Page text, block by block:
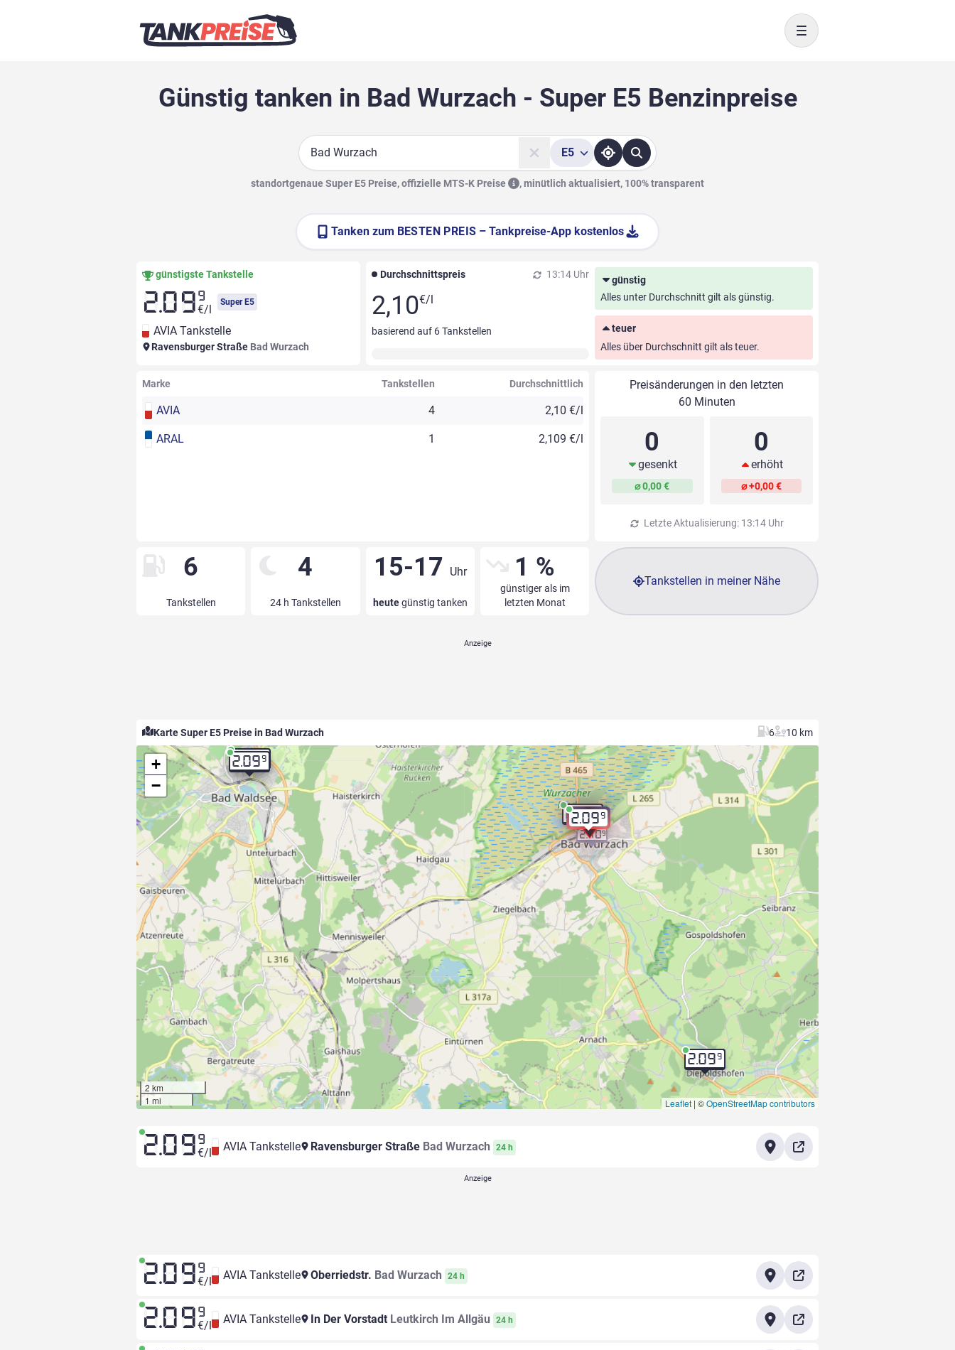
Toggle navigation
Günstig tanken in Bad Wurzach - Super E5 Benzinpreise
Suche
E5
standortgenaue Super E5 Preise, offizielle MTS-K Preise ,minütlich aktualisiert, 100% transparent
Tanken zum BESTEN PREIS – Tankpreise-App kostenlos
günstigste Tankstelle
2.09 9
€/l
Super E5
AVIA Tankstelle
Ravensburger Straße Bad Wurzach
Durchschnittspreis 13:14 Uhr
2,10€/l
basierend auf 6Tankstellen
günstig
Alles unter Durchschnitt gilt als günstig.
teuer
Alles über Durchschnitt gilt als teuer.
Marke Tankstellen Durchschnittlich
AVIA 4 2,10 €/l
ARAL 1 2,109 €/l
Preisänderungen in den letzten
60 Minuten
0
gesenkt
⌀ 0,00 €
0
erhöht
⌀ +0,00 €
Letzte Aktualisierung: 13:14 Uhr
6
Tankstellen
4
24 h Tankstellen
15-17 Uhr
heutegünstig tanken
1 %
günstiger als im
letzten Monat
Tankstellen in meiner Nähe
Karte Super E5 Preise in Bad Wurzach 6 10 km
2.099
2.099
2.099
2.099
2.099
2.109
+
−
2 km
1 mi
Leaflet | ©OpenStreetMap contributors
2.09 9
€/l AVIA Tankstelle Ravensburger Straße Bad Wurzach 24 h
2.09 9
€/l AVIA Tankstelle Oberriedstr. Bad Wurzach 24 h
2.09 9
€/l AVIA Tankstelle In Der Vorstadt Leutkirch Im Allgäu 24 h